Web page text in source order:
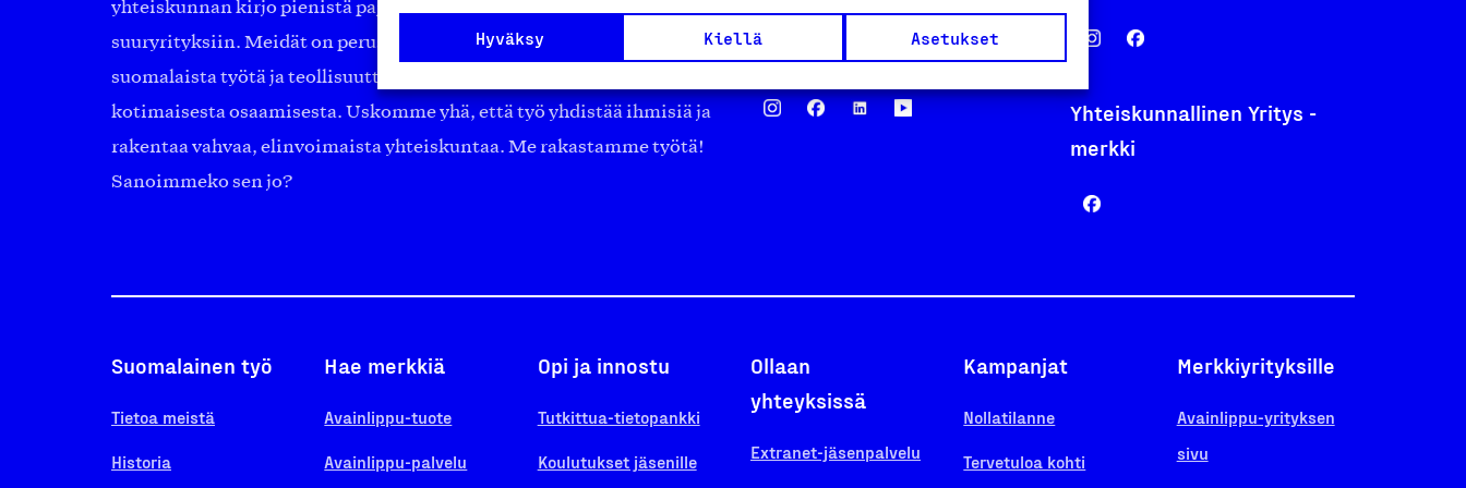
Hyväksy Kiellä Asetukset
yhteiskunnan kirjo pienistä pajoista ja yhteisöistä kansainvälisiin
suuryrityksiin. Meidät on perustettu yli 100 vuotta sitten edistämään
suomalaista työtä ja teollisuutta sekä nostamaan ylpeyttä
kotimaisesta osaamisesta. Uskomme yhä, että työ yhdistää ihmisiä ja
rakentaa vahvaa, elinvoimaista yhteiskuntaa. Me rakastamme työtä!
Sanoimmeko sen jo?
asiakaspalvelu@suomalainentyo.fi
laskutus@suomalainentyo.fi
Yhteiskunnallinen Yritys -
merkki
Suomalainen työ
Tietoa meistä
Historia
Hae merkkiä
Avainlippu-tuote
Avainlippu-palvelu
Opi ja innostu
Tutkittua-tietopankki
Koulutukset jäsenille
Ollaan
yhteyksissä
Extranet-jäsenpalvelu
Kampanjat
Nollatilanne
Tervetuloa kohti
Merkkiyrityksille
Avainlippu-yrityksen
sivu